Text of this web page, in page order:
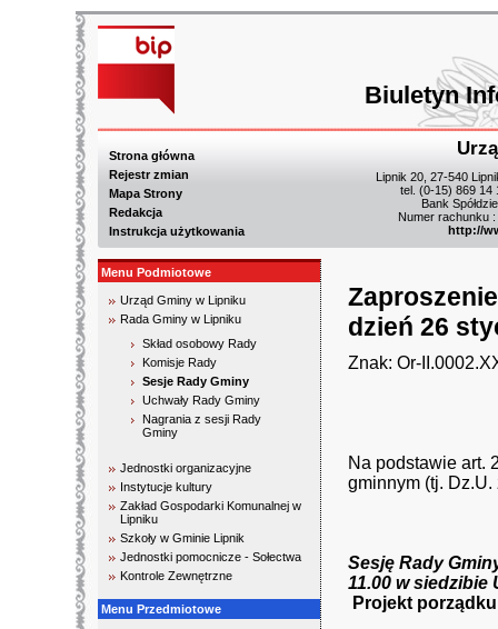
Biuletyn
Strona główna
Rejestr zmian
Mapa Strony
Redakcja
Instrukcja użytkowania
Lipnik 20, 27-540
tel. (0-15) 869 14
Bank
Numer rachunku
http://
Menu Podmiotowe
Urząd Gminy w Lipniku
Rada Gminy w Lipniku
Skład osobowy Rady
Komisje Rady
Sesje Rady Gminy
Uchwały Rady Gminy
Nagrania z sesji Rady
Gminy
Jednostki organizacyjne
Instytucje kultury
Zakład Gospodarki Komunalnej w
Lipniku
Szkoły w Gminie Lipnik
Jednostki pomocnicze - Sołectwa
Kontrole Zewnętrzne
Menu Przedmiotowe
dzień 26
Znak: Or-
Na podstawie art.
gminnym (tj. Dz.U.
Sesję Rady
11.00 w siedzibie
Projekt